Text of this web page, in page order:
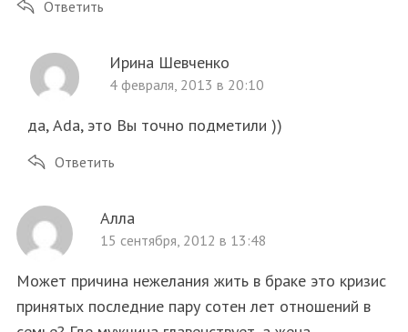
Ответить
Ирина Шевченко
4 февраля, 2013 в 20:10
да, Ada, это Вы точно подметили ))
Ответить
Алла
15 сентября, 2012 в 13:48
Может причина нежелания жить в браке это кризис
принятых последние пару сотен лет отношений в